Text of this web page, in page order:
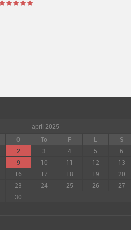
april 2025
O To F L
S
2 3 4 5
6
9 10 11 12
13
16 17 18 19
20
23 24 25 26
27
30